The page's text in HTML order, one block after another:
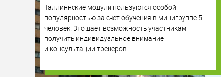
Таллиннские модули пользуются особой
популярностью за счет обучения в минигруппе 5
человек. Это дает возможность участникам
получить индивидуальное внимание
и консультации тренеров.